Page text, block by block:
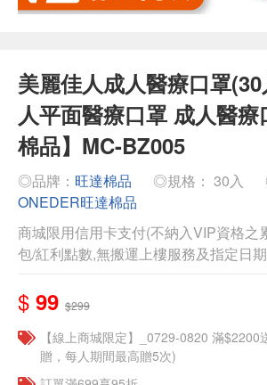
美麗佳人成人醫療口罩
人平面醫療口罩 成人醫
棉品】MC-BZ005
◎品牌： 旺達棉品 ◎規格： 30入
ONEDER旺達棉品
商城限用信用卡支付(不納入VIP資格之
包/紅利點數,無搬運上樓服務及指定日
$ 99 $299
【線上商城限定】_0729-0820 滿$2200
贈，每人期間最高贈5次)